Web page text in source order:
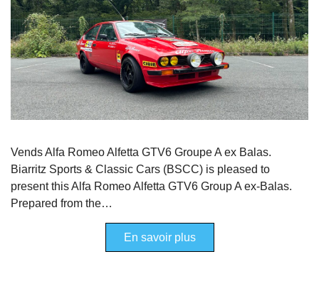
Vends Alfa Romeo Alfetta GTV6 Groupe A ex Balas.
Biarritz Sports & Classic Cars (BSCC) is pleased to
present this Alfa Romeo Alfetta GTV6 Group A ex-Balas.
Prepared from the…
En savoir plus